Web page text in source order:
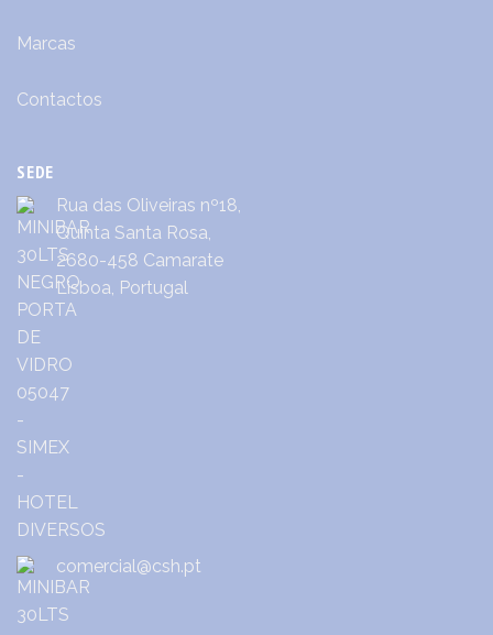
Marcas
Contactos
SEDE
Rua das Oliveiras nº18,
Quinta Santa Rosa,
2680-458 Camarate
Lisboa, Portugal
comercial@csh.pt